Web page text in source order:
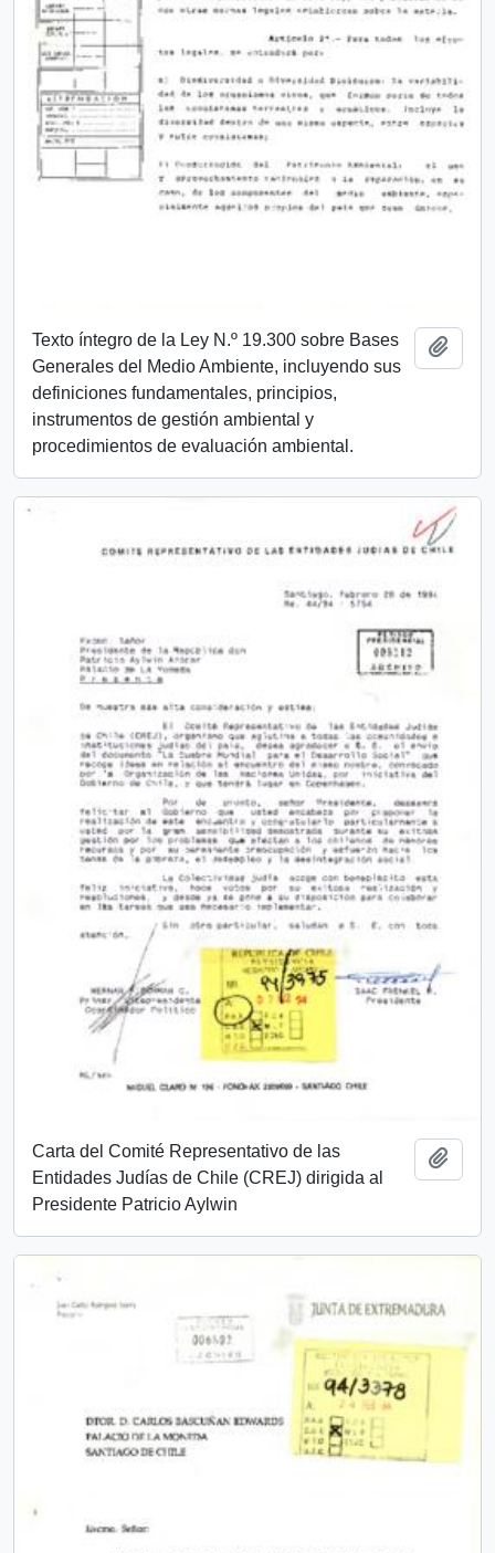
Texto íntegro de la Ley N.º 19.300 sobre Bases
Generales del Medio Ambiente, incluyendo sus
definiciones fundamentales, principios,
instrumentos de gestión ambiental y
procedimientos de evaluación ambiental.
Carta del Comité Representativo de las
Entidades Judías de Chile (CREJ) dirigida al
Presidente Patricio Aylwin